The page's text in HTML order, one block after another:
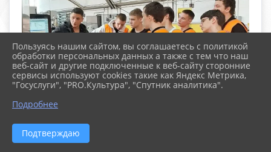
Пользуясь нашим сайтом, вы соглашаетесь с политикой
обработки персональных данных а также с тем что наш
веб-сайт и другие подключенные к веб-сайту сторонние
сервисы используют cookies такие как Яндекс Метрика,
"Госуслуги", "PRO.Культура", "Спутник аналитика".
Подробнее
Подтверждаю